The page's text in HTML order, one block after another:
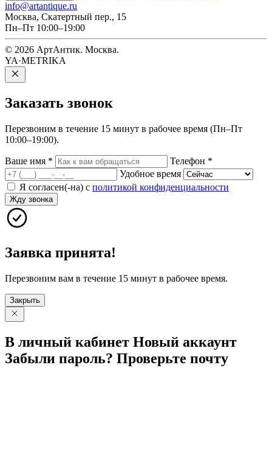
info@artantique.ru
Москва, Скатертный пер., 15
Пн–Пт 10:00–19:00
© 2026 АртАнтик. Москва.
YA·METRIKA
Заказать звонок
Перезвоним в течение 15 минут в рабочее время (Пн–Пт
10:00–19:00).
Ваше имя * Телефон *
Удобное время
Я согласен(-на) с политикой конфиденциальности
Жду звонка
Заявка принята!
Перезвоним вам в течение 15 минут в рабочее время.
Закрыть
В личный кабинет Новый аккаунт
Забыли пароль? Проверьте почту